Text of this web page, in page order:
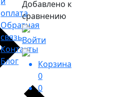
оплата
Обратная
связь
Контакты
Блог
Добавлено к
сравнению
Войти
Корзина
0
0